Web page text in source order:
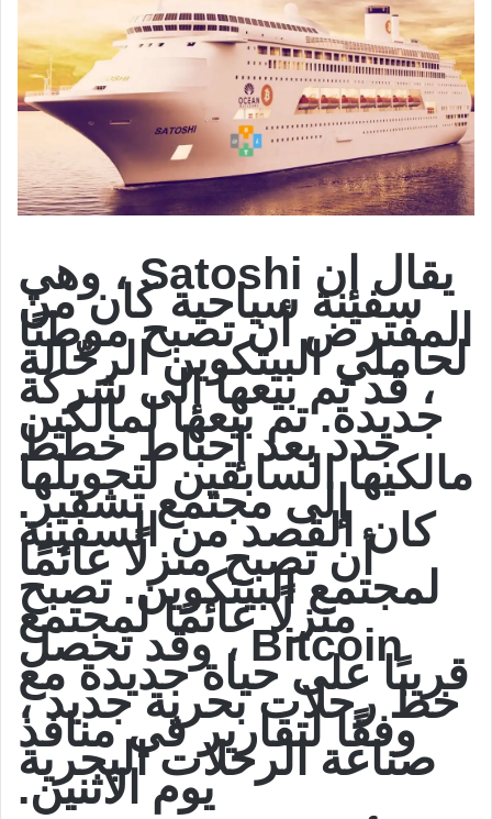
يقال إن Satoshi ، وهي
سفينة سياحية كان من
المفترض أن تصبح موطنًا
لحاملي البيتكوين الرحّالة
، قد تم بيعها إلى شركة
جديدة. تم بيعها لمالكين
جدد بعد إحباط خطط
مالكيها السابقين لتحويلها
إلى مجتمع تشفير.
كان القصد من السفينة
أن تصبح منزلًا عائمًا
لمجتمع البيتكوين. تصبح
منزلًا عائمًا لمجتمع
Bitcoin ، وقد تحصل
قريبًا على حياة جديدة مع
خط رحلات بحرية جديد ،
وفقًا لتقارير في منافذ
صناعة الرحلات البحرية
يوم الاثنين.